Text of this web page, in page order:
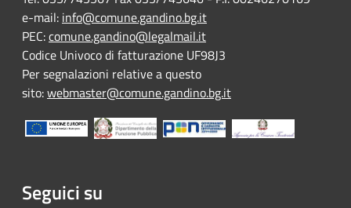
e-mail: info@comune.gandino.bg.it
PEC:comune.gandino@legalmail.it
Codice Univoco di fatturazione UF98J3
Per segnalazioni relative a questo
sito:webmaster@comune.gandino.bg.it
Seguici su